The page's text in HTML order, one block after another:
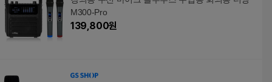
M300-Pro
139,800원